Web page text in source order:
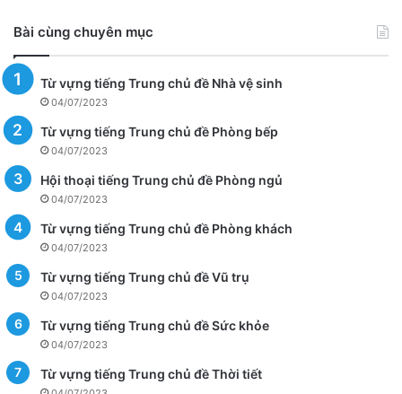
Bài cùng chuyên mục
Từ vựng tiếng Trung chủ đề Nhà vệ sinh
04/07/2023
Từ vựng tiếng Trung chủ đề Phòng bếp
04/07/2023
Hội thoại tiếng Trung chủ đề Phòng ngủ
04/07/2023
Từ vựng tiếng Trung chủ đề Phòng khách
04/07/2023
Từ vựng tiếng Trung chủ đề Vũ trụ
04/07/2023
Từ vựng tiếng Trung chủ đề Sức khỏe
04/07/2023
Từ vựng tiếng Trung chủ đề Thời tiết